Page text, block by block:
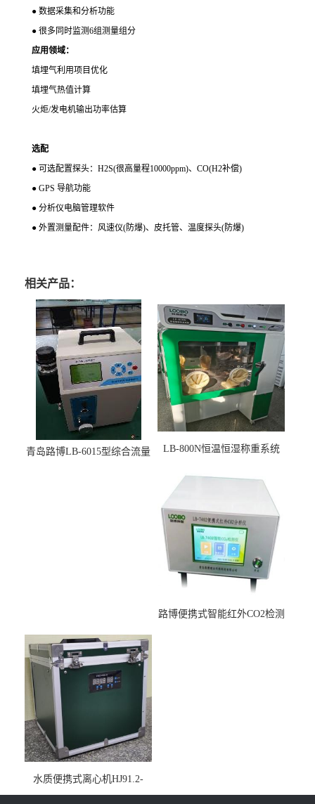
● 数据采集和分析功能
● 很多同时监测6组测量组分
应用领域：
填埋气利用项目优化
填埋气热值计算
火炬/发电机输出功率估算
选配
● 可选配置探头：H2S(很高量程10000ppm)、CO(H2补偿)
● GPS 导航功能
● 分析仪电脑管理软件
● 外置测量配件：风速仪(防爆)、皮托管、温度探头(防爆)
相关产品：
青岛路博LB-6015型综合流量
LB-800N恒温恒湿称重系统
路博便携式智能红外CO2检测
水质便携式离心机HJ91.2-
2022地表水总磷监测内置有